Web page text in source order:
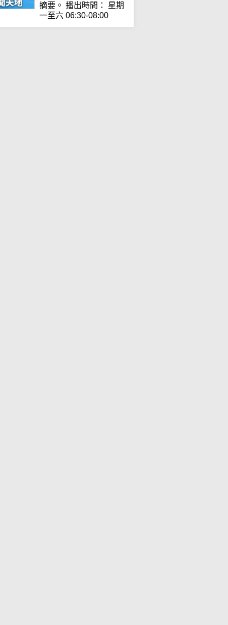
摘要。 播出時間： 星期
一至六 06:30-08:00